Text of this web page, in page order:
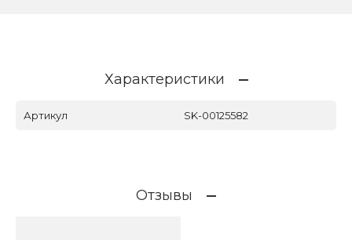
Характеристики
Артикул SK-00125582
Отзывы